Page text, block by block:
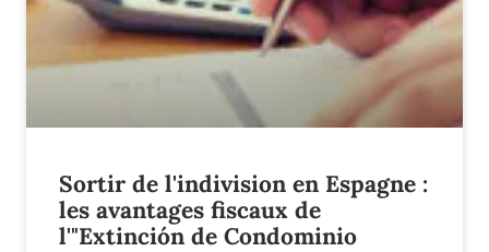
Sortir de l'indivision en Espagne :
les avantages fiscaux de
l'"Extinción de Condominio